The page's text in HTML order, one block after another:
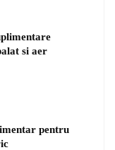
si aer
pentru